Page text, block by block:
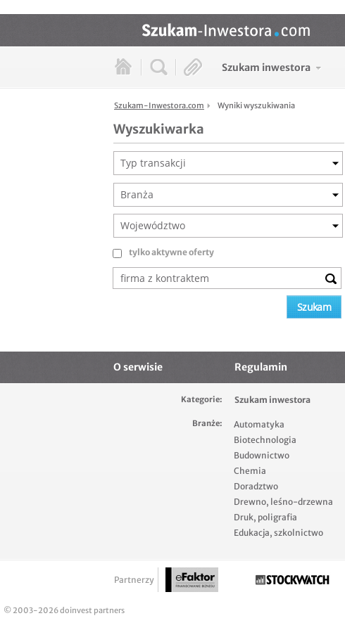
Szukam inwestora
Szukam-Inwestora.com Wyniki wyszukiwania
Wyszukiwarka
Typ transakcji
Branża
Województwo
tylko aktywne oferty
O serwisie Regulamin
Kategorie: Szukam inwestora
Branże:
Automatyka
Biotechnologia
Budownictwo
Chemia
Doradztwo
Drewno, leśno-drzewna
Druk, poligrafia
Edukacja, szkolnictwo
Partnerzy
© 2003-2026 doinvest partners